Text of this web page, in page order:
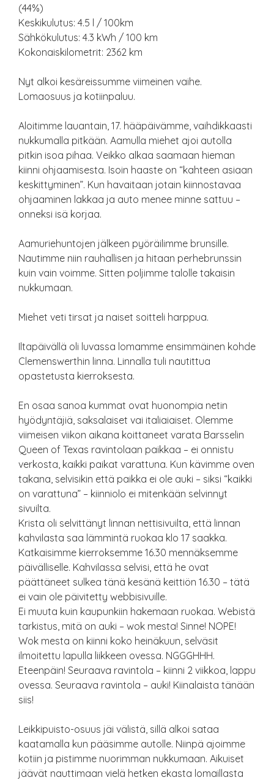
(44%)
Keskikulutus: 4.5 l / 100km
Sähkökulutus: 4.3 kWh / 100 km
Kokonaiskilometrit: 2362 km
Nyt alkoi kesäreissumme viimeinen vaihe.
Lomaosuus ja kotiinpaluu.
Aloitimme lauantain, 17. hääpäivämme, vaihdikkaasti
nukkumalla pitkään. Aamulla miehet ajoi autolla
pitkin isoa pihaa. Veikko alkaa saamaan hieman
kiinni ohjaamisesta. Isoin haaste on “kahteen asiaan
keskittyminen”. Kun havaitaan jotain kiinnostavaa
ohjaaminen lakkaa ja auto menee minne sattuu –
onneksi isä korjaa.
Aamuriehuntojen jälkeen pyöräilimme brunsille.
Nautimme niin rauhallisen ja hitaan perhebrunssin
kuin vain voimme. Sitten poljimme talolle takaisin
nukkumaan.
Miehet veti tirsat ja naiset soitteli harppua.
Iltapäivällä oli luvassa lomamme ensimmäinen kohde
Clemenswerthin linna. Linnalla tuli nautittua
opastetusta kierroksesta.
En osaa sanoa kummat ovat huonompia netin
hyödyntäjiä, saksalaiset vai italiaiaiset. Olemme
viimeisen viikon aikana koittaneet varata Barsselin
Queen of Texas ravintolaan paikkaa – ei onnistu
verkosta, kaikki paikat varattuna. Kun kävimme oven
takana, selvisikin että paikka ei ole auki – siksi “kaikki
on varattuna” – kiinniolo ei mitenkään selvinnyt
sivuilta.
Krista oli selvittänyt linnan nettisivuilta, että linnan
kahvilasta saa lämmintä ruokaa klo 17 saakka.
Katkaisimme kierroksemme 16.30 mennäksemme
päivälliselle. Kahvilassa selvisi, että he ovat
päättäneet sulkea tänä kesänä keittiön 16.30 – tätä
ei vain ole päivitetty webbisivuille.
Ei muuta kuin kaupunkiin hakemaan ruokaa. Webistä
tarkistus, mitä on auki – wok mesta! Sinne! NOPE!
Wok mesta on kiinni koko heinäkuun, selväsit
ilmoitettu lapulla liikkeen ovessa. NGGGHHH.
Eteenpäin! Seuraava ravintola – kiinni 2 viikkoa, lappu
ovessa. Seuraava ravintola – auki! Kiinalaista tänään
siis!
Leikkipuisto-osuus jäi välistä, sillä alkoi sataa
kaatamalla kun pääsimme autolle. Niinpä ajoimme
kotiin ja pistimme nuorimman nukkumaan. Aikuiset
jäävät nauttimaan vielä hetken ekasta lomaillasta